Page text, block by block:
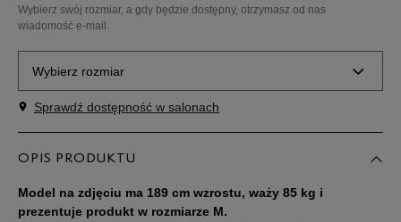
Wybierz swój rozmiar, a gdy będzie dostępny, otrzymasz od nas
wiadomość e-mail.
Wybierz rozmiar
Powiadom o
dostępności
Sprawdź dostępność w salonach
OPIS PRODUKTU
Model na zdjęciu ma 189 cm wzrostu, waży 85 kg i
prezentuje produkt w rozmiarze M.